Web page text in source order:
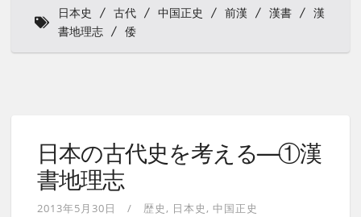
日本史 古代 中国正史 前漢 漢書
漢
書地理志
倭
日本の古代史を考える—①漢
書地理志
2013年5月30日 歴史 日本史 中国正史